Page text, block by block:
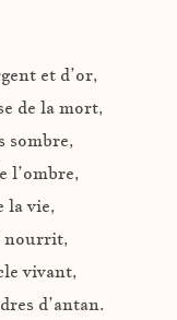
et d’or,
de la mort,
sombre,
l’ombre,
la vie,
nourrit,
vivant,
d’antan.